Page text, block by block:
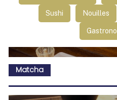
Sushi Nouilles
Matcha